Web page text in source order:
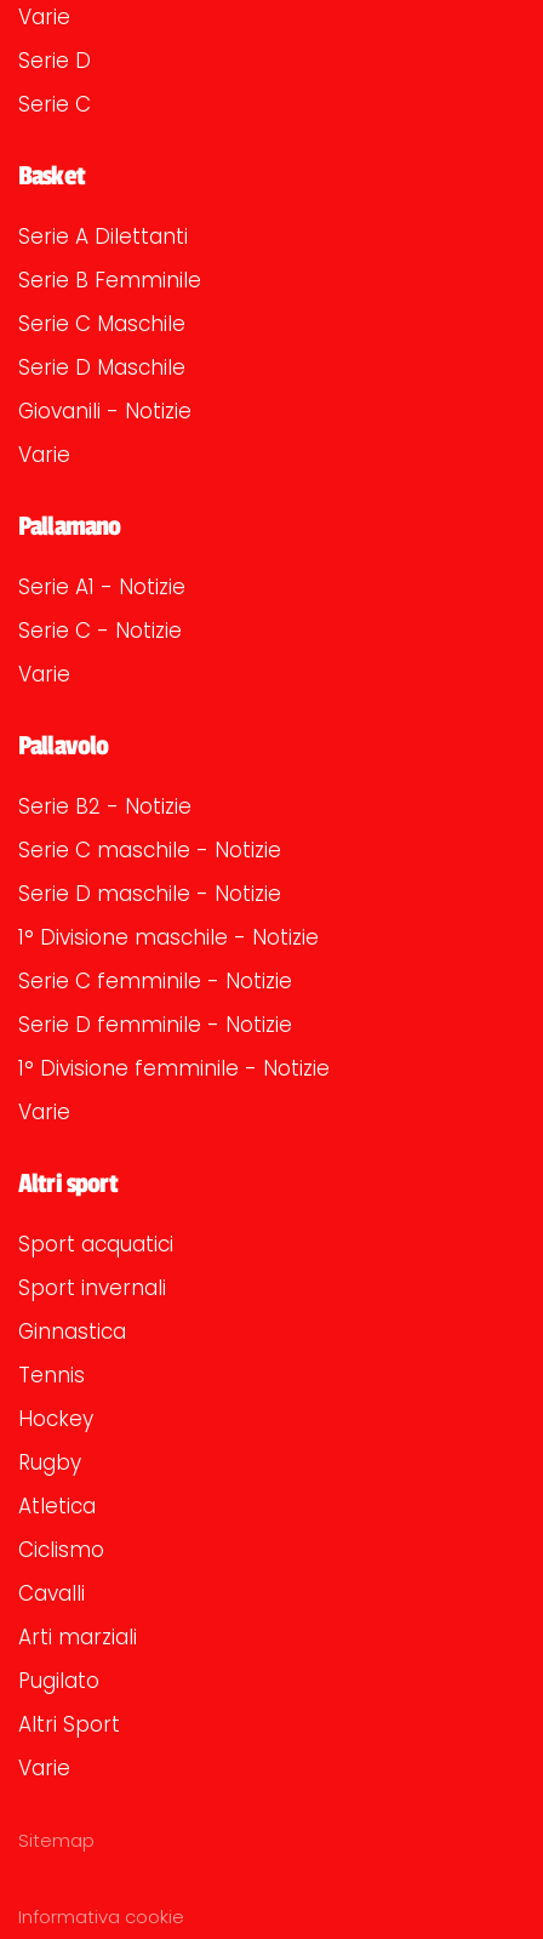
Varie
Serie D
Serie C
Basket
Serie A Dilettanti
Serie B Femminile
Serie C Maschile
Serie D Maschile
Giovanili - Notizie
Varie
Pallamano
Serie A1 - Notizie
Serie C - Notizie
Varie
Pallavolo
Serie B2 - Notizie
Serie C maschile - Notizie
Serie D maschile - Notizie
1° Divisione maschile - Notizie
Serie C femminile - Notizie
Serie D femminile - Notizie
1° Divisione femminile - Notizie
Varie
Altri sport
Sport acquatici
Sport invernali
Ginnastica
Tennis
Hockey
Rugby
Atletica
Ciclismo
Cavalli
Arti marziali
Pugilato
Altri Sport
Varie
Sitemap
Informativa cookie